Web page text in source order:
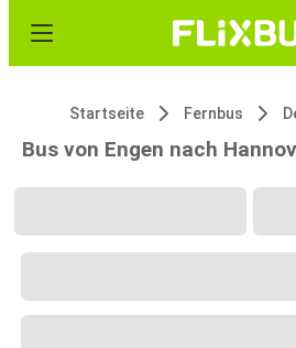
Startseite Fernbus
Bus von Engen nach